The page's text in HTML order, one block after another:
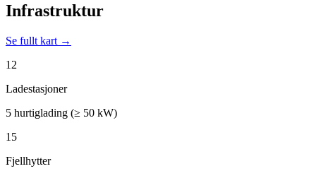
Infrastruktur
Se fullt kart →
12
Ladestasjoner
5 hurtiglading (≥ 50 kW)
15
Fjellhytter